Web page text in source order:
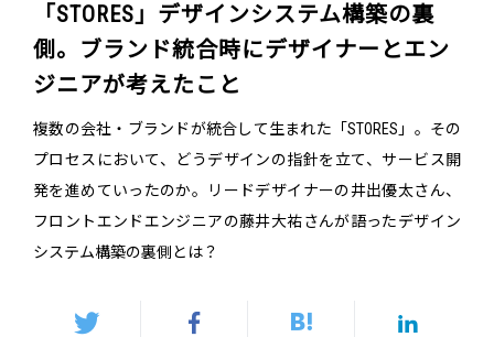
「STORES」デザインシステム構築の裏
側。ブランド統合時にデザイナーとエン
ジニアが考えたこと
複数の会社・ブランドが統合して生まれた「STORES」。その
プロセスにおいて、どうデザインの指針を立て、サービス開
発を進めていったのか。リードデザイナーの井出優太さん、
フロントエンドエンジニアの藤井大祐さんが語ったデザイン
システム構築の裏側とは？